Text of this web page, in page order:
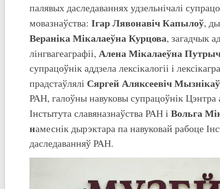
палявых даследаваннях удзельнічалі
мовазнаўства: Ігар Лявонавіч Капылоў,
Вераніка Мікалаеўна Курцова, загадчык
лінгвагеаграфіі, Алена Мікалаеўна
супрацоўнік аддзела лексікалогіі і
прадстаўлялі Сяргей Аляксеевіч Мызнікаў
РАН, галоўны навуковы супрацоўнік Цэнтра
Інстытута славяназнаўства РАН і Вольга
намеснік дырэктара па навуковай рабоце
даследаванняў РАН.